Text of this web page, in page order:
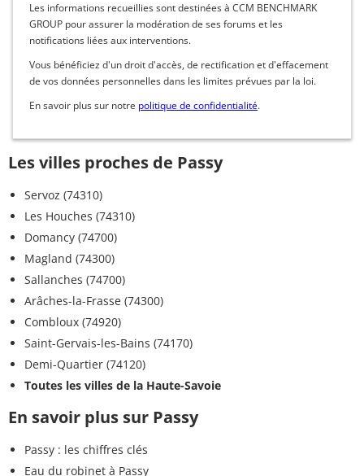
Les informations recueillies sont destinées à CCM BENCHMARK
GROUP pour assurer la modération de ses forums et les
notifications liées aux interventions.
Vous bénéficiez d'un droit d'accès, de rectification et d'effacement
de vos données personnelles dans les limites prévues par la loi.
En savoir plus sur notre politique de confidentialité.
Les villes proches de Passy
Servoz (74310)
Les Houches (74310)
Domancy (74700)
Magland (74300)
Sallanches (74700)
Arâches-la-Frasse (74300)
Combloux (74920)
Saint-Gervais-les-Bains (74170)
Demi-Quartier (74120)
Toutes les villes de la Haute-Savoie
En savoir plus sur Passy
Passy : les chiffres clés
Eau du robinet à Passy